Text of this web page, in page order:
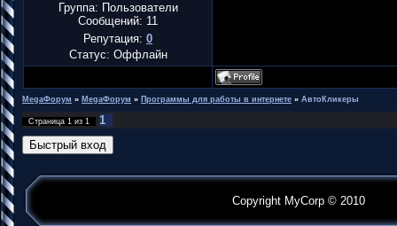
Группа: Пользователи
Сообщений: 11
Репутация: 0
Статус: Оффлайн
MegaФорум » MegaФорум » Программы для работы в интернете » АвтоКликеры
Страница 1 из 1 1
Copyright MyCorp © 2010